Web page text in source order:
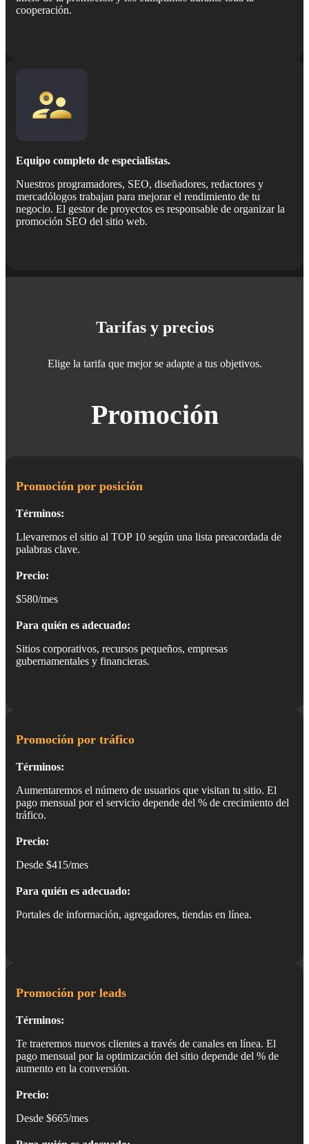
cooperación.
Equipo completo de especialistas.
Nuestros programadores, SEO, diseñadores, redactores y
mercadólogos trabajan para mejorar el rendimiento de tu
negocio. El gestor de proyectos es responsable de organizar la
promoción SEO del sitio web.
Tarifas y precios
Elige la tarifa que mejor se adapte a tus objetivos.
Promoción
Promoción por posición
Términos:
Llevaremos el sitio al TOP 10 según una lista preacordada de
palabras clave.
Precio:
$580/mes
Para quién es adecuado:
Sitios corporativos, recursos pequeños, empresas
gubernamentales y financieras.
Promoción por tráfico
Términos:
Aumentaremos el número de usuarios que visitan tu sitio. El
pago mensual por el servicio depende del % de crecimiento del
tráfico.
Precio:
Desde $415/mes
Para quién es adecuado:
Portales de información, agregadores, tiendas en línea.
Promoción por leads
Términos:
Te traeremos nuevos clientes a través de canales en línea. El
pago mensual por la optimización del sitio depende del % de
aumento en la conversión.
Precio:
Desde $665/mes